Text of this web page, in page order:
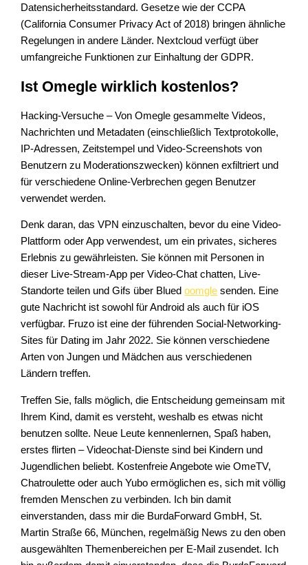
Datensicherheitsstandard. Gesetze wie der CCPA
(California Consumer Privacy Act of 2018) bringen ähnliche
Regelungen in andere Länder. Nextcloud verfügt über
umfangreiche Funktionen zur Einhaltung der GDPR.
Ist Omegle wirklich kostenlos?
Hacking-Versuche – Von Omegle gesammelte Videos,
Nachrichten und Metadaten (einschließlich Textprotokolle,
IP-Adressen, Zeitstempel und Video-Screenshots von
Benutzern zu Moderationszwecken) können exfiltriert und
für verschiedene Online-Verbrechen gegen Benutzer
verwendet werden.
Denk daran, das VPN einzuschalten, bevor du eine Video-
Plattform oder App verwendest, um ein privates, sicheres
Erlebnis zu gewährleisten. Sie können mit Personen in
dieser Live-Stream-App per Video-Chat chatten, Live-
Standorte teilen und Gifs über Bluedoomgle senden. Eine
gute Nachricht ist sowohl für Android als auch für iOS
verfügbar. Fruzo ist eine der führenden Social-Networking-
Sites für Dating im Jahr 2022. Sie können verschiedene
Arten von Jungen und Mädchen aus verschiedenen
Ländern treffen.
Treffen Sie, falls möglich, die Entscheidung gemeinsam mit
Ihrem Kind, damit es versteht, weshalb es etwas nicht
benutzen sollte. Neue Leute kennenlernen, Spaß haben,
erstes flirten – Videochat-Dienste sind bei Kindern und
Jugendlichen beliebt. Kostenfreie Angebote wie OmeTV,
Chatroulette oder auch Yubo ermöglichen es, sich mit völlig
fremden Menschen zu verbinden. Ich bin damit
einverstanden, dass mir die BurdaForward GmbH, St.
Martin Straße 66, München, regelmäßig News zu den oben
ausgewählten Themenbereichen per E-Mail zusendet. Ich